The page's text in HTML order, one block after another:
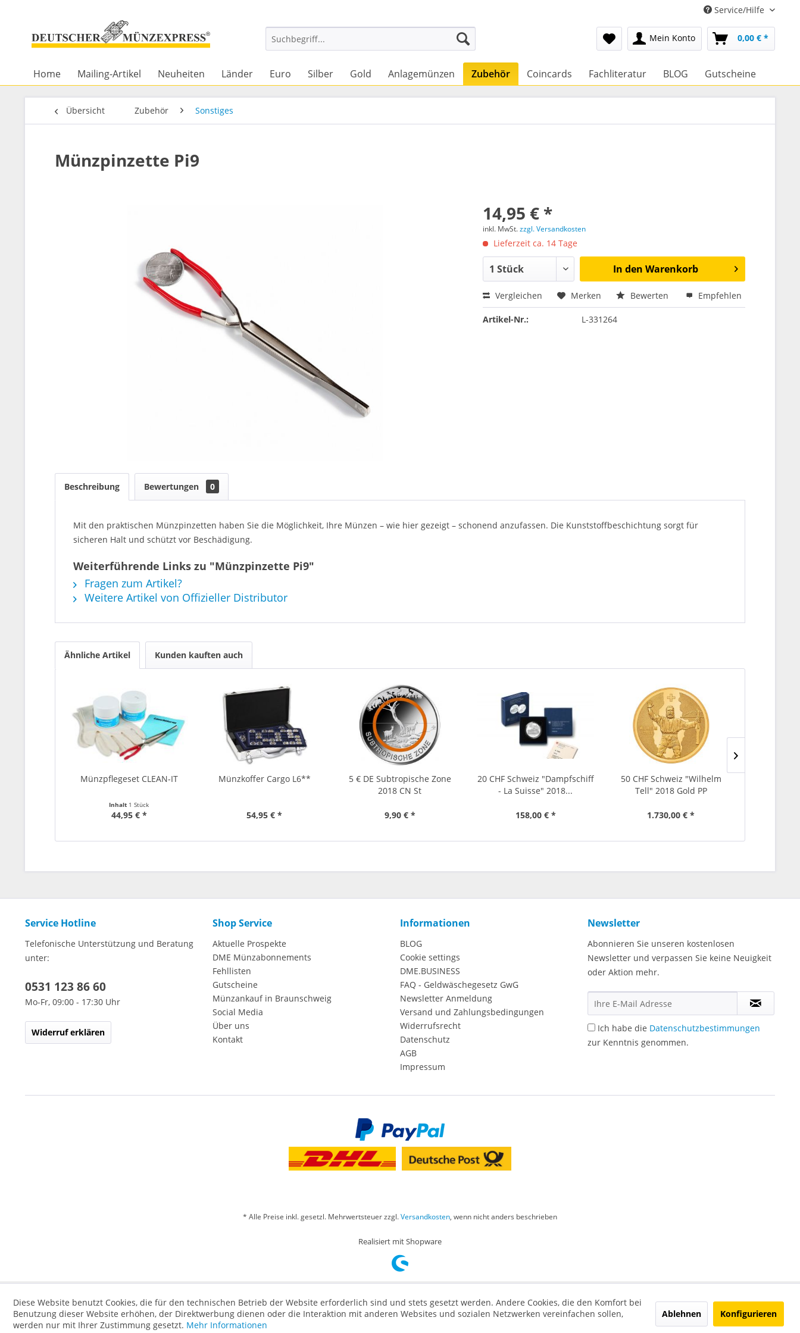
Service/Hilfe
Mein Konto 0,00 € *
Home Mailing-Artikel Neuheiten Länder Euro Silber Gold Anlagemünzen Zubehör Coincards Fachliteratur BLOG Gutscheine
Übersicht Zubehör Sonstiges
Münzpinzette Pi9
14,95 € *
inkl. MwSt.zzgl. Versandkosten
Lieferzeit ca. 14 Tage
In den Warenkorb
Vergleichen Merken Bewerten Empfehlen
Artikel-Nr.: L-331264
Beschreibung Bewertungen 0
Mit den praktischen Münzpinzetten haben Sie die Möglichkeit, Ihre Münzen – wie hier gezeigt – schonend anzufassen. Die Kunststoffbeschichtung sorgt für
sicheren Halt und schützt vor Beschädigung.
Weiterführende Links zu "Münzpinzette Pi9"
Fragen zum Artikel?
Weitere Artikel von Offizieller Distributor
Ähnliche Artikel Kunden kauften auch
Münzpflegeset CLEAN-IT
Inhalt 1 Stück
44,95 € *
Münzkoffer Cargo L6**
54,95 € *
5 € DE Subtropische Zone
2018 CN St
9,90 € *
20 CHF Schweiz "Dampfschiff
- La Suisse" 2018...
158,00 € *
50 CHF Schweiz "Wilhelm
Tell" 2018 Gold PP
1.730,00 € *
Service Hotline
Telefonische Unterstützung und Beratung
unter:
0531 123 86 60
Mo-Fr, 09:00 - 17:30 Uhr
Widerruf erklären
Shop Service
Aktuelle Prospekte
DME Münzabonnements
Fehllisten
Gutscheine
Münzankauf in Braunschweig
Social Media
Über uns
Kontakt
Informationen
BLOG
Cookie settings
DME.BUSINESS
FAQ - Geldwäschegesetz GwG
Newsletter Anmeldung
Versand und Zahlungsbedingungen
Widerrufsrecht
Datenschutz
AGB
Impressum
Newsletter
Abonnieren Sie unseren kostenlosen
Newsletter und verpassen Sie keine Neuigkeit
oder Aktion mehr.
Ich habe die Datenschutzbestimmungen
zur Kenntnis genommen.
* Alle Preise inkl. gesetzl. Mehrwertsteuer zzgl.Versandkosten, wenn nicht anders beschrieben
Realisiert mit Shopware
Diese Website benutzt Cookies, die für den technischen Betrieb der Website erforderlich sind und stets gesetzt werden. Andere Cookies, die den Komfort bei
Benutzung dieser Website erhöhen, der Direktwerbung dienen oder die Interaktion mit anderen Websites und sozialen Netzwerken vereinfachen sollen,
werden nur mit Ihrer Zustimmung gesetzt. Mehr Informationen
Ablehnen Konfigurieren